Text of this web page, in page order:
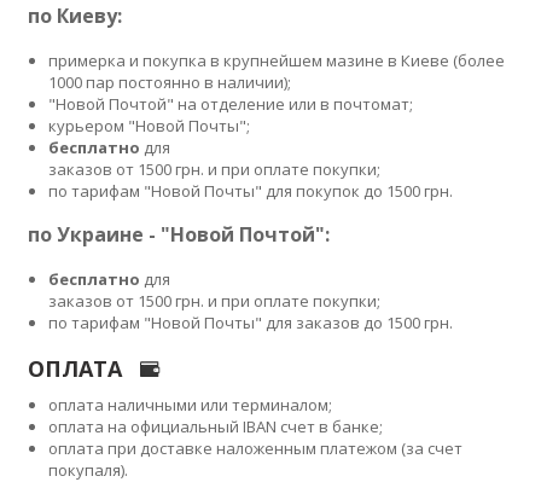
по Киеву:
примерка и покупка в крупнейшем мазине в Киеве (более
1000 пар постоянно в наличии);
"Новой Почтой" на отделение или в почтомат;
курьером "Новой Почты";
бесплатно для
заказов от 1500 грн. и при оплате покупки;
по тарифам "Новой Почты" для покупок до 1500 грн.
по Украине - "Новой Почтой":
бесплатно для
заказов от 1500 грн. и при оплате покупки;
по тарифам "Новой Почты" для заказов до 1500 грн.
ОПЛАТА
оплата наличными или терминалом;
оплата на официальный IBAN счет в банке;
оплата при доставке наложенным платежом (за счет
покупаля).